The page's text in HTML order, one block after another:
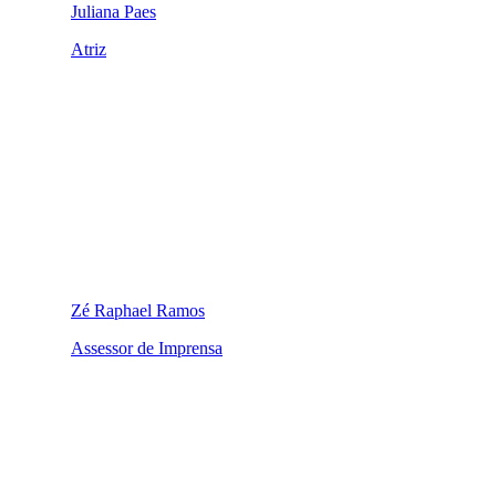
Juliana Paes
Atriz
Zé Raphael Ramos
Assessor de Imprensa